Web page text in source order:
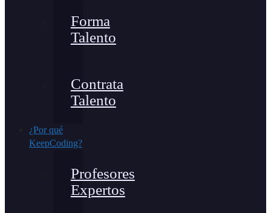
Forma
Talento
Contrata
Talento
¿Por qué
KeepCoding?
Profesores
Expertos